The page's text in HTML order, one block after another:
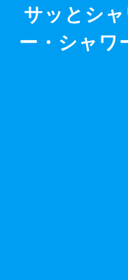
サッとシ
ー・シャワ